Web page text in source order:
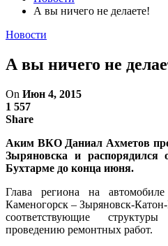
А вы ничего не делаете!
Новости
А вы ничего не
On Июн 4, 2015
1 557
Share
Аким ВКО Даниал Ахметов
Зыряновска и распорядился
Бухтарме до конца июня.
Глава региона на
Каменогорск – Зыряновск-
соответствующие
проведению ремонтных работ.